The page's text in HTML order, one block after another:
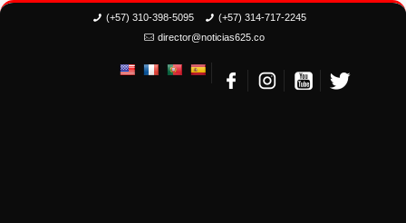
(+57) 310-398-5095
(+57) 314-717-2245
director@noticias625.co